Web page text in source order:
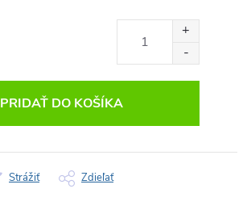
PRIDAŤ DO KOŠÍKA
Strážiť Zdieľať